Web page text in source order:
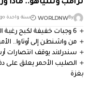
By
WORLDNW سنة واحدة ago
6 وجبات خفيفة لكبح رغبة الجسم في تناول السكر
من واشنطن إلى أوتاوا..
سندرلاند يوقف انتصارات
الصليب الأحمر يعلق على
بغزة